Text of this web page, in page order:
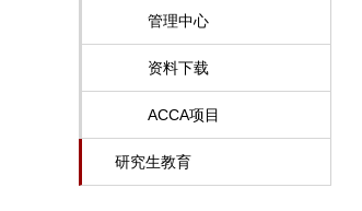
管理中心
资料下载
ACCA项目
研究生教育